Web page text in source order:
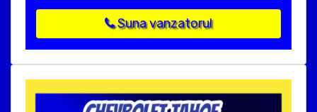
Suna vanzatorul